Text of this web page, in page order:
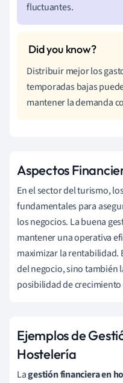
fluctuantes.
Distribuir mejor los
temporadas bajas
mantener la demanda
Aspectos
En el sector del turismo,
fundamentales para
los negocios. La buena
mantener una operativa
maximizar la rentabilidad.
del negocio, sino también
posibilidad de
Ejemplos de
Hostelería
Lagestión financiera en